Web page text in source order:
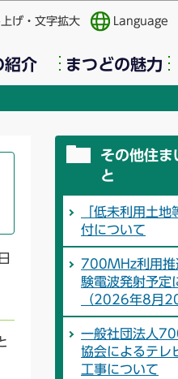
げ・文字拡大 Language
紹介 まつどの魅力
その他住ま
と
「低未利用土
付について
700MHz利用推
験電波発射予定
（2026年8月
一般社団法人
協会によるテレ
工事について